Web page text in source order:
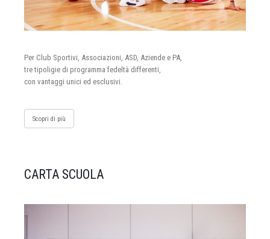
Per Club Sportivi, Associazioni, ASD, Aziende e PA,
tre tipoligie di programma fedeltà differenti,
con vantaggi unici ed esclusivi.
Scopri di più
CARTA SCUOLA